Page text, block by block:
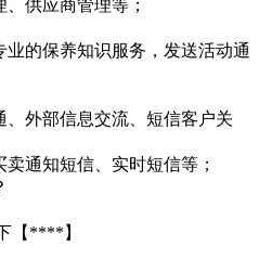
供应商管理等；
的保养知识服务，发送活动通
外部信息交流、短信客户关
通知短信、实时短信等；
【****】